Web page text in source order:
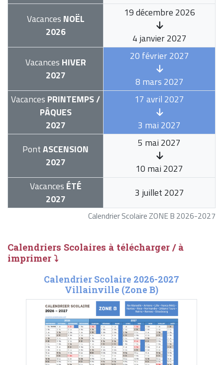
Calendrier Scolaire ZONE B 2026-2027
Vacances NOËL
2026
19 décembre 2026
4 janvier 2027
Vacances HIVER
2027
20 février 2027
8 mars 2027
Vacances PRINTEMPS /
PÂQUES
2027
17 avril 2027
3 mai 2027
PontASCENSION
2027
5 mai 2027
10 mai 2027
Vacances ÉTÉ
2027
3 juillet 2027
Calendriers Scolaires à télécharger / à
imprimer ⤵
Calendrier Scolaire 2026-2027
Villainville (Zone B)